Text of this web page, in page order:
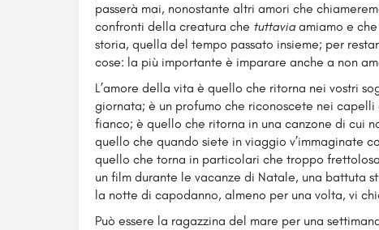
passerà mai, nonostante altri amori che
confronti della creatura che tuttaviaamiamo e che
storia, quella del tempo passato insieme; per
cose: la più importante è imparare anche a non
L’amore della vita è quello che ritorna nei vostri
giornata; è un profumo che riconoscete nei capelli
fianco; è quello che ritorna in una canzone di cui
quello che quando siete in viaggio v’immaginate
quello che torna in particolari che troppo
un film durante le vacanze di Natale, una battuta
la notte di capodanno, almeno per una volta, vi
Può essere la ragazzina del mare per una